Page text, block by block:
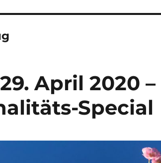
April 2020 –
Special